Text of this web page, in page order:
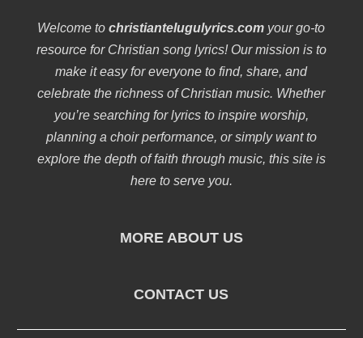
Welcome tochristiantelugulyrics.com your go-to
resource for Christian song lyrics! Our mission is to
make it easy for everyone to find, share, and
celebrate the richness of Christian music. Whether
you’re searching for lyrics to inspire worship,
planning a choir performance, or simply want to
explore the depth of faith through music, this site is
here to serve you.
MORE ABOUT US
CONTACT US